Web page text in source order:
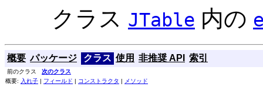
クラス JTable 内の
概要 パッケージ クラス 使用 非推奨 API 索引
前のクラス 次のクラス
概要: 入れ子 | フィールド | コンストラクタ | メソッド